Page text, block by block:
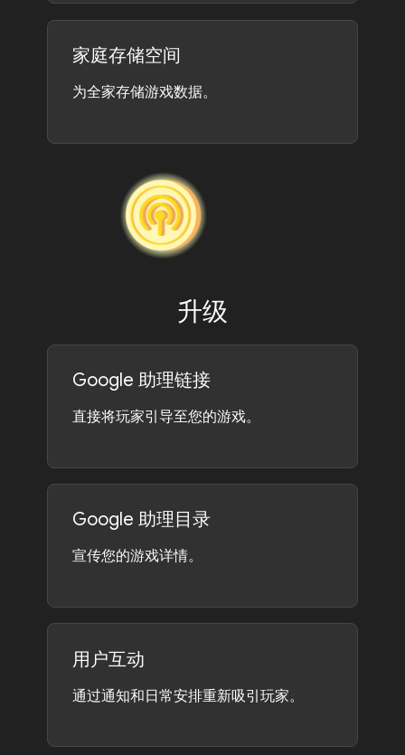
家庭存储空间
为全家存储游戏数据。
升级
Google 助理链接
直接将玩家引导至您的游戏。
Google 助理目录
宣传您的游戏详情。
用户互动
通过通知和日常安排重新吸引玩家。